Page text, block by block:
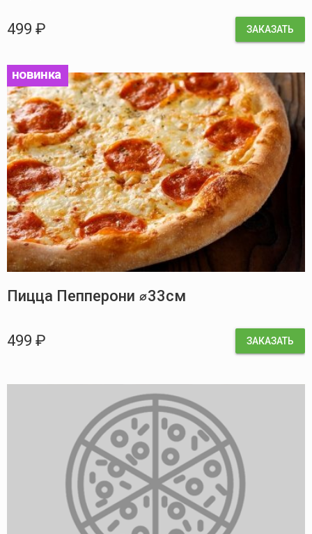
499 ₽ ЗАКАЗАТЬ
новинка
Пицца Пепперони ⌀33см
499 ₽ ЗАКАЗАТЬ